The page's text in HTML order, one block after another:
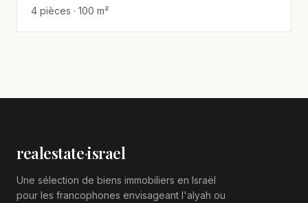
4 pièces · 100 m²
realestate·israel
Une sélection de biens immobiliers en Israël
pour les francophones envisageant l'alyah ou